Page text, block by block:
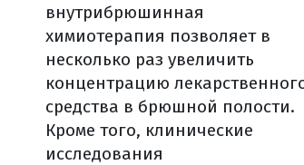
реабилитация
уход и реабилитация
диспансерное
факторы , снижающие
диспансерное
список использованной
внутрибрюшинная
химиотерапия позволяет в
несколько раз увеличить
концентрацию
средства в брюшной полости.
Кроме того, клинические
исследования